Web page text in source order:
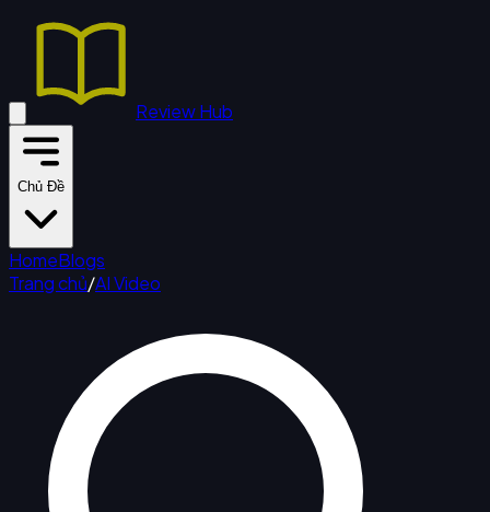
Review Hub
Chủ Đề
HomeBlogs
Trang chủ/AI Video